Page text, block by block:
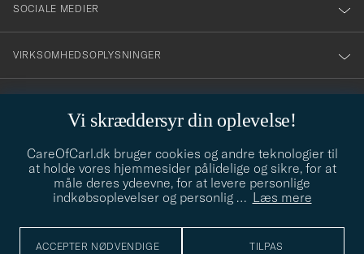
Vi skræddersyr din oplevelse!
CareOfCarl.dk bruger cookies og andre teknologier til
at holde vores hjemmesider pålidelige og sikre, for at
måle deres ydeevne, for at levere personlige
indkøbsoplevelser og personlig … Læs mere
ACCEPTER NØDVENDIGE TILPAS
SOCIALE MEDIER
VIRKSOMHEDSOPLYSNINGER
info@careofcarl.dk
Behøver du hjælp til at finde din stil? Lad os hjælpe dig, vi hjælper
gerne til!
STILRÅD